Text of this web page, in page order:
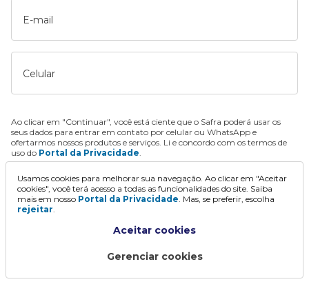
E-mail
Celular
Ao clicar em "Continuar", você está ciente que o Safra poderá usar os
seus dados para entrar em contato por celular ou WhatsApp e
ofertarmos nossos produtos e serviços. Li e concordo com os termos de
uso do Portal da Privacidade.
Continuar
Usamos cookies para melhorar sua navegação. Ao clicar em "Aceitar
cookies", você terá acesso a todas as funcionalidades do site. Saiba
mais em nosso Portal da Privacidade. Mas, se preferir, escolha
rejeitar.
Aceitar cookies
Gerenciar cookies